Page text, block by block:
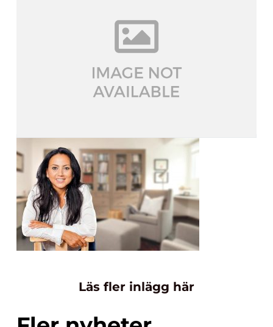
Läs fler inlägg här